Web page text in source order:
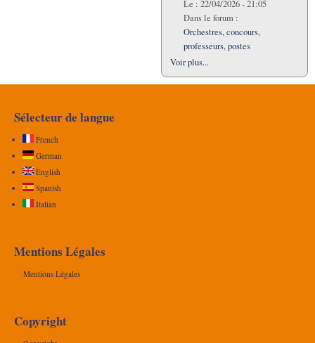
Le : 22/04/2026 - 21:05
Dans le forum :
Orchestres, concours,
professeurs, postes
Voir plus...
Sélecteur de langue
French
German
English
Spanish
Italian
Mentions Légales
Mentions Légales
Copyright